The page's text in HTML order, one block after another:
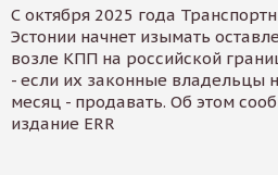
С октября 2025 года
Эстонии начнет изымать
возле КПП на российской
- если их законные владельцы
месяц - продавать. Об этом
издание ERR